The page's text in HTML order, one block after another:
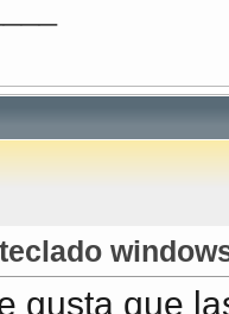
gusta que